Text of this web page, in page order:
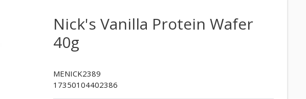
Nick's Vanilla Protein Wafer
40g
MENICK2389
17350104402386